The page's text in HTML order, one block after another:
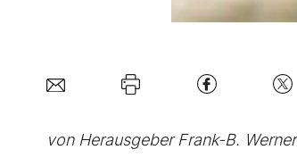
von Herausgeber Frank-B. Werner